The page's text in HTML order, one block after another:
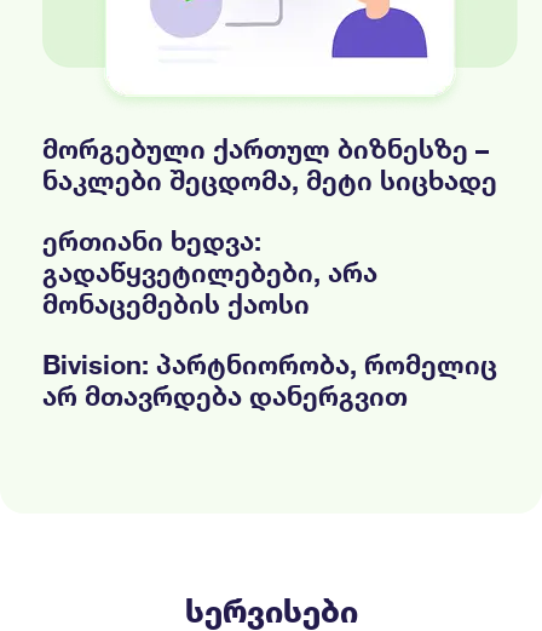
მორგებული ქართულ ბიზნესზე –
ნაკლები შეცდომა, მეტი სიცხადე
ერთიანი ხედვა:
გადაწყვეტილებები, არა
მონაცემების ქაოსი
Bivision: პარტნიორობა, რომელიც
არ მთავრდება დანერგვით
სერვისები